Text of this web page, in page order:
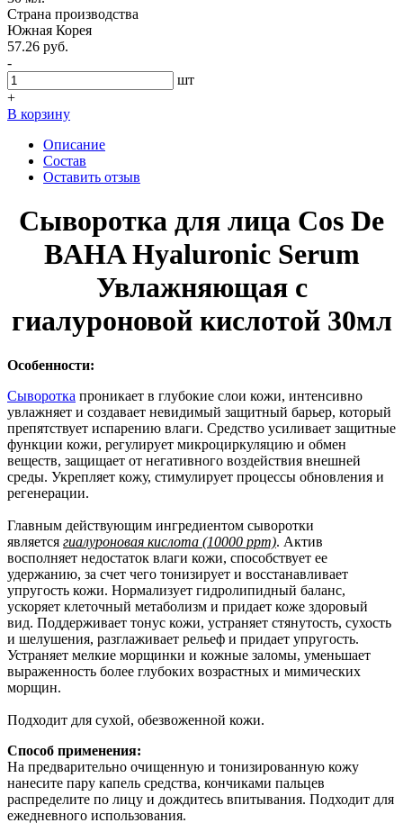
Страна производства
Южная Корея
57.26 руб.
-
шт
+
В корзину
Описание
Состав
Оставить отзыв
Сыворотка для лица Cos De
BAHA Hyaluronic Serum
Увлажняющая c
гиалуроновой кислотой 30мл
Особенности:
Сыворотка проникает в глубокие слои кожи, интенсивно
увлажняет и создавает невидимый защитный барьер, который
препятствует испарению влаги. Средство усиливает защитные
функции кожи, регулирует микроциркуляцию и обмен
веществ, защищает от негативного воздействия внешней
среды. Укрепляет кожу, стимулирует процессы обновления и
регенерации.
Главным действующим ингредиентом сыворотки
является гиалуроновая кислота (10000 ppm). Актив
восполняет недостаток влаги кожи, способствует ее
удержанию, за счет чего тонизирует и восстанавливает
упругость кожи. Нормализует гидролипидный баланс,
ускоряет клеточный метаболизм и придает коже здоровый
вид. Поддерживает тонус кожи, устраняет стянутость, сухость
и шелушения, разглаживает рельеф и придает упругость.
Устраняет мелкие морщинки и кожные заломы, уменьшает
выраженность более глубоких возрастных и мимических
морщин.
Подходит для сухой, обезвоженной кожи.
Способ применения:
На предварительно очищенную и тонизированную кожу
нанесите пару капель средства, кончиками пальцев
распределите по лицу и дождитесь впитывания. Подходит для
ежедневного использования.